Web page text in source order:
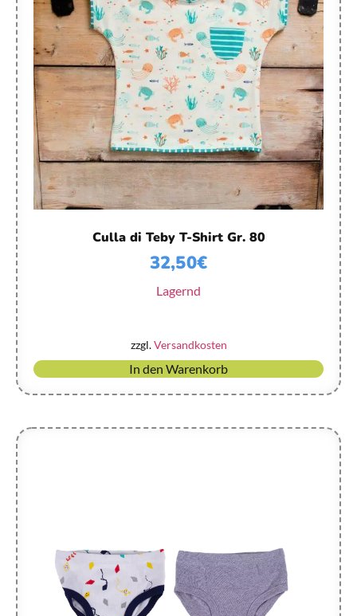
Culla di Teby T-Shirt Gr. 80
32,50€
Lagernd
zzgl.Versandkosten
In den Warenkorb